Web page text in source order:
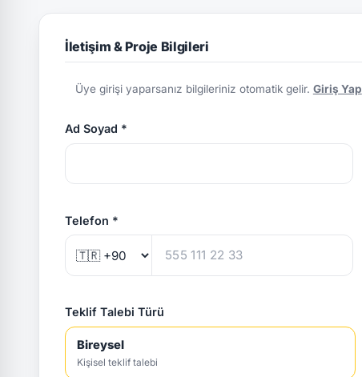
İletişim & Proje Bilgileri
Üye girişi yaparsanız bilgileriniz otomatik gelir. Giriş Yap
Ad Soyad *
Telefon *
Teklif Talebi Türü
Bireysel
Kişisel teklif talebi